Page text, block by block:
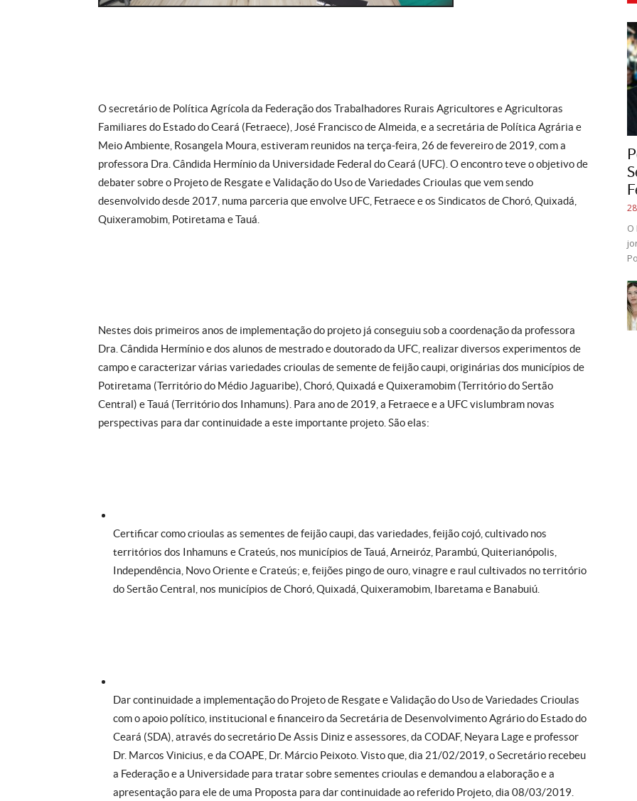
O secretário de Política Agrícola da Federação dos Trabalhadores Rurais Agricultores e Agricultoras
Familiares do Estado do Ceará (Fetraece), José Francisco de Almeida, e a secretária de Política Agrária e
Meio Ambiente, Rosangela Moura, estiveram reunidos na terça-feira, 26 de fevereiro de 2019, com a
professora Dra. Cândida Hermínio da Universidade Federal do Ceará (UFC). O encontro teve o objetivo de
debater sobre o Projeto de Resgate e Validação do Uso de Variedades Crioulas que vem sendo
desenvolvido desde 2017, numa parceria que envolve UFC, Fetraece e os Sindicatos de Choró, Quixadá,
Quixeramobim, Potiretama e Tauá.
Nestes dois primeiros anos de implementação do projeto já conseguiu sob a coordenação da professora
Dra. Cândida Hermínio e dos alunos de mestrado e doutorado da UFC, realizar diversos experimentos de
campo e caracterizar várias variedades crioulas de semente de feijão caupi, originárias dos municípios de
Potiretama (Território do Médio Jaguaribe), Choró, Quixadá e Quixeramobim (Território do Sertão
Central) e Tauá (Território dos Inhamuns). Para ano de 2019, a Fetraece e a UFC vislumbram novas
perspectivas para dar continuidade a este importante projeto. São elas:
Certificar como crioulas as sementes de feijão caupi, das variedades, feijão cojó, cultivado nos
territórios dos Inhamuns e Crateús, nos municípios de Tauá, Arneiróz, Parambú, Quiterianópolis,
Independência, Novo Oriente e Crateús; e, feijões pingo de ouro, vinagre e raul cultivados no território
do Sertão Central, nos municípios de Choró, Quixadá, Quixeramobim, Ibaretama e Banabuiú.
Dar continuidade a implementação do Projeto de Resgate e Validação do Uso de Variedades Crioulas
com o apoio político, institucional e financeiro da Secretária de Desenvolvimento Agrário do Estado do
Ceará (SDA), através do secretário De Assis Diniz e assessores, da CODAF, Neyara Lage e professor
Dr. Marcos Vinicius, e da COAPE, Dr. Márcio Peixoto. Visto que, dia 21/02/2019, o Secretário recebeu
a Federação e a Universidade para tratar sobre sementes crioulas e demandou a elaboração e a
apresentação para ele de uma Proposta para dar continuidade ao referido Projeto, dia 08/03/2019.